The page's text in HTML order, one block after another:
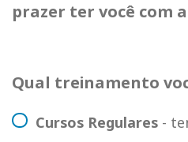
prazer ter você com
Qual treinamento
Cursos Regulares-